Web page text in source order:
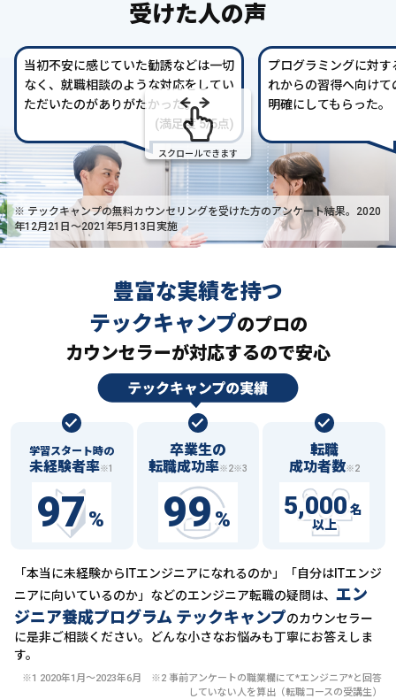
受けた人の声
当初不安に感じていた勧誘などは一切
なく、就職相談のような対応をしてい
ただいたのがありがたかった。
(満足度 5/5点)
プログラミングに対
れからの習得へ向け
明確にしてもらった。
スクロールできます
※ テックキャンプの無料カウンセリングを受けた方のアンケート結果。2020
年12月21日〜2021年5月13日実施
豊富な実績を持つ
テックキャンプのプロの
カウンセラーが対応するので安心
学習スタート時の
未経験者率※1
97%
卒業生の
転職成功率※2※3
99%
転職
成功者数※2
5,000 名
以上
「本当に未経験からITエンジニアになれるのか」「自分はITエンジ
ニアに向いているのか」などのエンジニア転職の疑問は、 エン
ジニア養成プログラム テックキャンプのカウンセラー
に是非ご相談ください。どんな小さなお悩みも丁寧にお答えしま
す。
※1 2020年1月〜2023年6月 ※2 事前アンケートの職業欄にて*エンジニア*と回答
していない人を算出（転職コースの受講生）